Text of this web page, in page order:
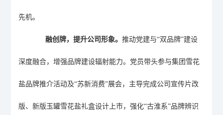
先机。
融创牌，提升公司形象。推动党建与“双品牌”建设
深度融合，增强品牌建设辐射能力。党员带头参与集团雪花
盐品牌推介活动及“苏新消费”展会，主导完成公司宣传片改
版、新版玉罐雪花盐礼盒设计上市，强化“古淮系”品牌辨识